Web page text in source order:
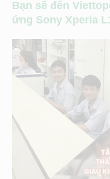
Bạn sẽ đến
ứng Sony Xperia